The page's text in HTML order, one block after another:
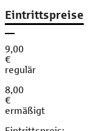
Eintrittspreise
9,00
€
regulär
8,00
€
ermäßigt